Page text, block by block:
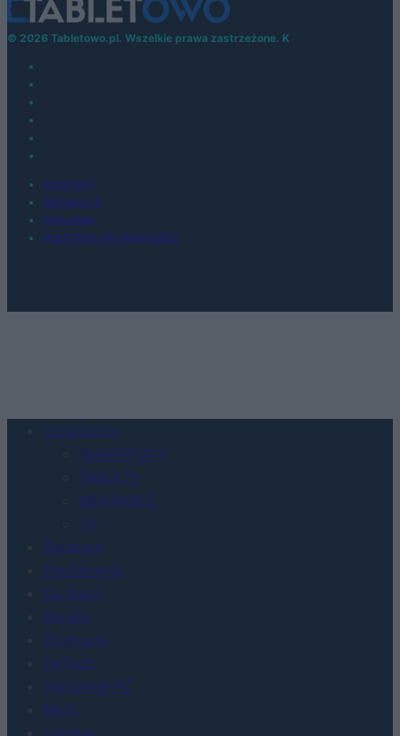
© 2026 Tabletowo.pl. Wszelkie prawa zastrzeżone. K
KONTAKT
REDAKCJA
REKLAMA
POLITYKA PRYWATNOŚCI
Urządzenia
SMARTFONY
TABLETY
WEARABLE
TV
Recenzje
Porównania
Co kupić
Porady
Promocje
FinTech
Hardware PC
Moto
Gaming